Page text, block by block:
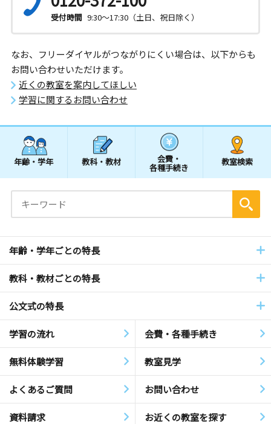
受付時間 9:30～17:30（土日、祝日除く）
なお、フリーダイヤルがつながりにくい場合は、以下からも
お問い合わせいただけます。
近くの教室を案内してほしい
学習に関するお問い合わせ
年齢・学年 教科・教材 会費・
各種手続き
教室検索
年齢・学年ごとの特長
教科・教材ごとの特長
公文式の特長
学習の流れ 会費・各種手続き
無料体験学習 教室見学
よくあるご質問 お問い合わせ
資料請求 お近くの教室を探す